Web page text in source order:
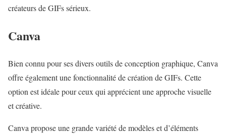
créateurs de GIFs sérieux.
Canva
Bien connu pour ses divers outils de conception graphique, Canva
offre également une fonctionnalité de création de GIFs. Cette
option est idéale pour ceux qui apprécient une approche visuelle
et créative.
Canva propose une grande variété de modèles et d’éléments